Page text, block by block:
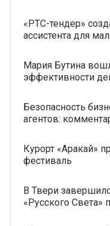
«РТС-тендер»
ассистента для
Мария Бутина
эффективности
Безопасность
агентов:
Курорт «Аракай»
фестиваль
В Твери
«Русского Света»